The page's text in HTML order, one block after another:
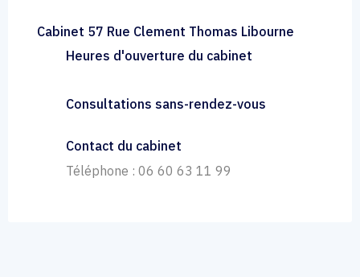
Cabinet 57 Rue Clement Thomas Libourne
Heures d'ouverture du cabinet
Consultations sans-rendez-vous
Contact du cabinet
Téléphone : 06 60 63 11 99